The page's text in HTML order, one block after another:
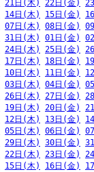
21日(木) 22日(金)
14日(木) 15日(金)
07日(木) 08日(金)
31日(木) 01日(金)
24日(木) 25日(金)
17日(木) 18日(金)
10日(木) 11日(金)
03日(木) 04日(金)
26日(木) 27日(金)
19日(木) 20日(金)
12日(木) 13日(金)
05日(木) 06日(金)
29日(木) 30日(金)
22日(木) 23日(金)
15日(木) 16日(金)